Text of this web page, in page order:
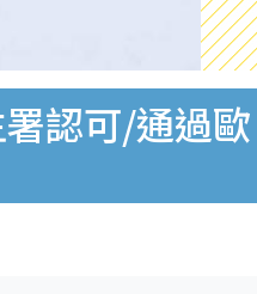
認可/通過歐